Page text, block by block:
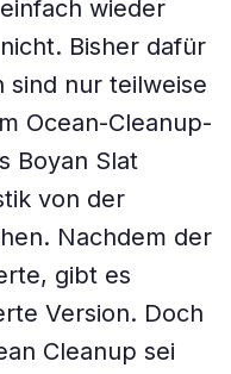
wieder
Bisher dafür
sind nur teilweise
Ocean-Cleanup-
Boyan Slat
von der
Nachdem der
gibt es
Version. Doch
Cleanup sei